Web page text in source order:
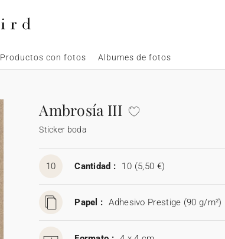
Productos con fotos Albumes de fotos
Ambrosía III
Sticker boda
10 Cantidad : 10 (5,50 €)
Papel : Adhesivo Prestige (90 g/m²)